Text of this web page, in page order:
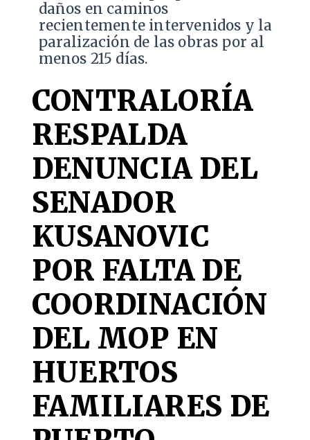
daños en caminos
recientemente intervenidos y la
paralización de las obras por al
menos 215 días.
CONTRALORÍA
RESPALDA
DENUNCIA DEL
SENADOR
KUSANOVIC
POR FALTA DE
COORDINACIÓN
DEL MOP EN
HUERTOS
FAMILIARES DE